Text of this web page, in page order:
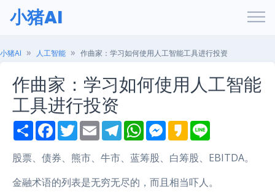
小猪AI
小猪AI 人工智能 作曲家：学习如何使用人工智能工具进行投资
作曲家：学习如何使用人工智能
工具进行投资
S
h
e
F
a
e
b
o
o
T
w
t
t
r
E
m
i
T
e
g
r
a
W
h
t
s
p
M
e
s
e
n
g
K
a
a
o
e
股票、债券、熊市、牛市、蓝筹股、白筹股、EBITDA。
金融术语的列表是无穷无尽的，而且相当吓人。